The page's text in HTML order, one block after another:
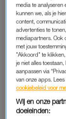
Krijg
Lees
media te analyseren
kunnen we, als je
content,
advertenties te
mediapartners. Ook
met jouw
"Akkoord" te
je niet alles
aanpassen via
van onze apps.
cookiebeleid voor
Wij en onze
doeleinden: